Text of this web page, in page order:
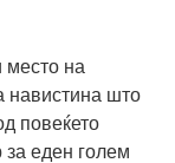
место на
навистина што
повеќето
за еден голем